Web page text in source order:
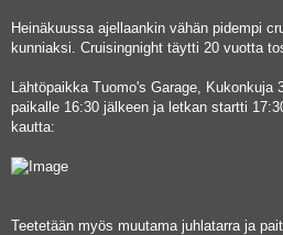
Heinäkuussa ajellaankin vähän pidempi
kunniaksi. Cruisingnight täytti 20 vuotta
Lähtöpaikka Tuomo's Garage, Kukonkuja
paikalle 16:30 jälkeen ja letkan startti
kautta:
Teetetään myös muutama juhlatarra ja